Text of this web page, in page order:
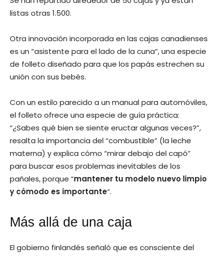
listas otras 1.500.
Otra innovación incorporada en las cajas canadienses
es un “asistente para el lado de la cuna”, una especie
de folleto diseñado para que los papás estrechen su
unión con sus bebés.
Con un estilo parecido a un manual para automóviles,
el folleto ofrece una especie de guía práctica:
“¿Sabes qué bien se siente eructar algunas veces?”,
resalta la importancia del “combustible” (la leche
materna) y explica cómo “mirar debajo del capó”
para buscar esos problemas inevitables de los
pañales, porque “mantener tu modelo nuevo limpio
y cómodo es importante“.
Más allá de una caja
El gobierno finlandés señaló que es consciente del